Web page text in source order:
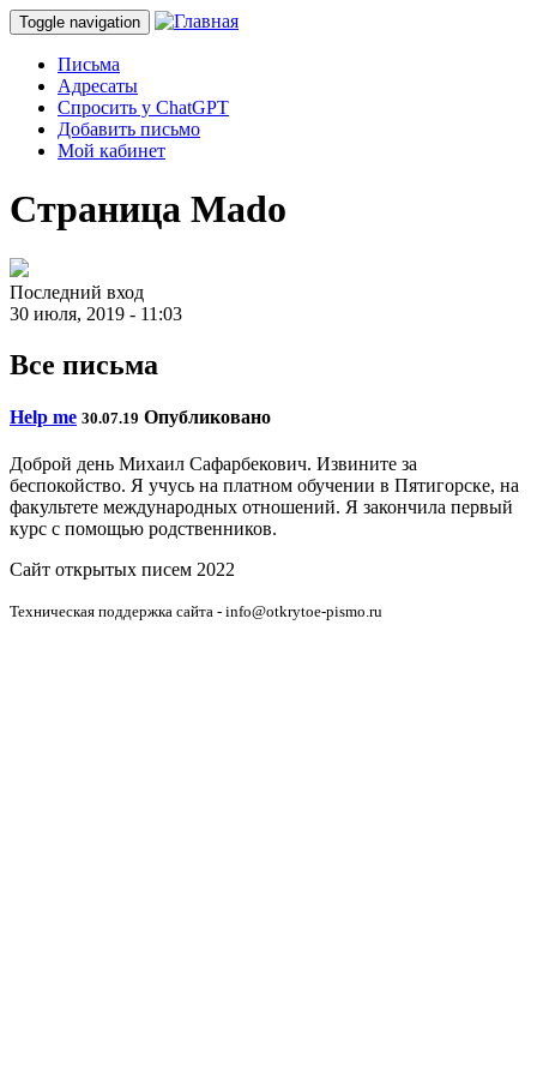
Toggle navigation
Письма
Адресаты
Спросить у ChatGPT
Добавить письмо
Мой кабинет
Страница Mado
Последний вход
30 июля, 2019 - 11:03
Все письма
Help me 30.07.19 Опубликовано
Доброй день Михаил Сафарбекович. Извините за
беспокойство. Я учусь на платном обучении в Пятигорске, на
факультете международных отношений. Я закончила первый
курс с помощью родственников.
Сайт открытых писем 2022
Техническая поддержка сайта - info@otkrytoe-pismo.ru